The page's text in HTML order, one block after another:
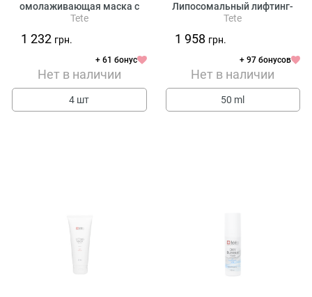
омолаживающая маска с
коллоидным золотом
Tete
1 232 грн.
+ 61 бонус
Нет в наличии
4 шт
Липосомальный лифтинг-
крем с гиалуроновой
Tete
1 958 грн.
+ 97 бонусов
Нет в наличии
50 ml